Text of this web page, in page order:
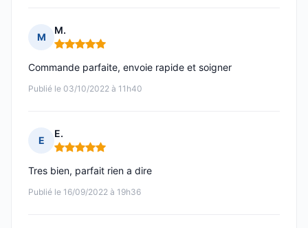
M
M.
Note : 5 sur 5
Publié le 03/10/2022 à 11h40
Commande parfaite, envoie rapide et soigner
E
E.
Note : 5 sur 5
Publié le 16/09/2022 à 19h36
Tres bien, parfait rien a dire